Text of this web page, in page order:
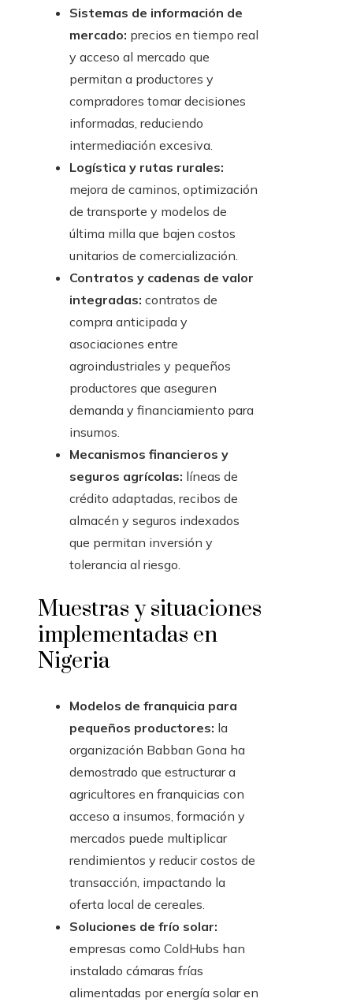
Sistemas de información de
mercado: precios en tiempo real
y acceso al mercado que
permitan a productores y
compradores tomar decisiones
informadas, reduciendo
intermediación excesiva.
Logística y rutas rurales:
mejora de caminos, optimización
de transporte y modelos de
última milla que bajen costos
unitarios de comercialización.
Contratos y cadenas de valor
integradas: contratos de
compra anticipada y
asociaciones entre
agroindustriales y pequeños
productores que aseguren
demanda y financiamiento para
insumos.
Mecanismos financieros y
seguros agrícolas: líneas de
crédito adaptadas, recibos de
almacén y seguros indexados
que permitan inversión y
tolerancia al riesgo.
Muestras y situaciones
implementadas en
Nigeria
Modelos de franquicia para
pequeños productores: la
organización Babban Gona ha
demostrado que estructurar a
agricultores en franquicias con
acceso a insumos, formación y
mercados puede multiplicar
rendimientos y reducir costos de
transacción, impactando la
oferta local de cereales.
Soluciones de frío solar:
empresas como ColdHubs han
instalado cámaras frías
alimentadas por energía solar en